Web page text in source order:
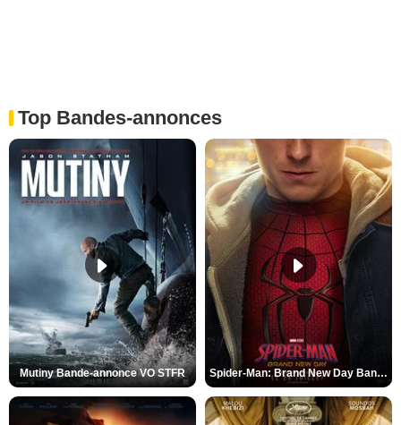
Top Bandes-annonces
Mutiny Bande-annonce VO STFR Spider-Man: Brand New Day Bande-annonce VO STFR